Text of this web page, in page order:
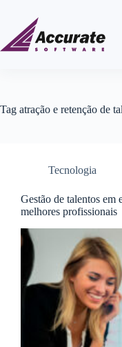
Tag atração e retenção de
Tecnologia
Gestão de talentos em
melhores profissionais